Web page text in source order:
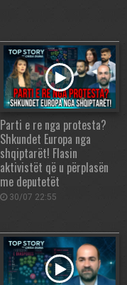
Parti e re nga protesta?
Shkundet Europa nga
shqiptarët! Flasin
aktivistët që u përplasën
me deputetët
30/07 22:55